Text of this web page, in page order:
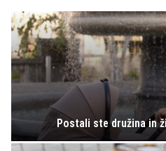
Postali ste družina in